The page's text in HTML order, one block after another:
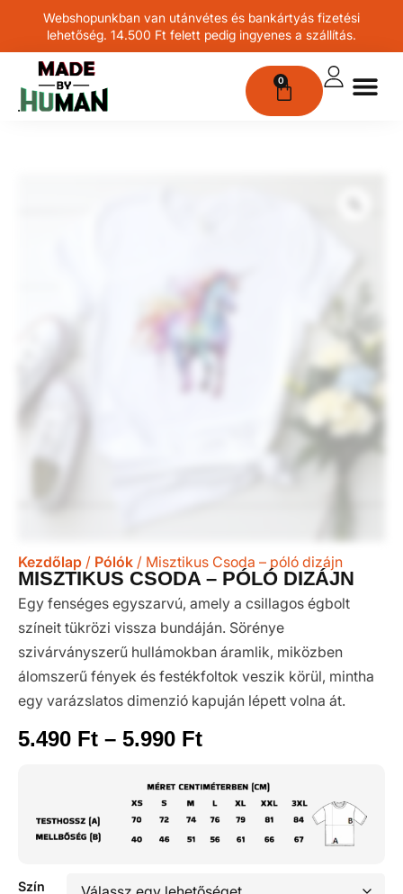
Webshopunkban van utánvétes és bankártyás fizetési
lehetőség. 14.500 Ft felett pedig ingyenes a szállítás.
0
Kezdőlap / Pólók / Misztikus Csoda – póló dizájn
MISZTIKUS CSODA – PÓLÓ DIZÁJN
Egy fenséges egyszarvú, amely a csillagos égbolt
színeit tükrözi vissza bundáján. Sörénye
szivárványszerű hullámokban áramlik, miközben
álomszerű fények és festékfoltok veszik körül, mintha
egy varázslatos dimenzió kapuján lépett volna át.
5.490 Ft – 5.990 Ft
Szín